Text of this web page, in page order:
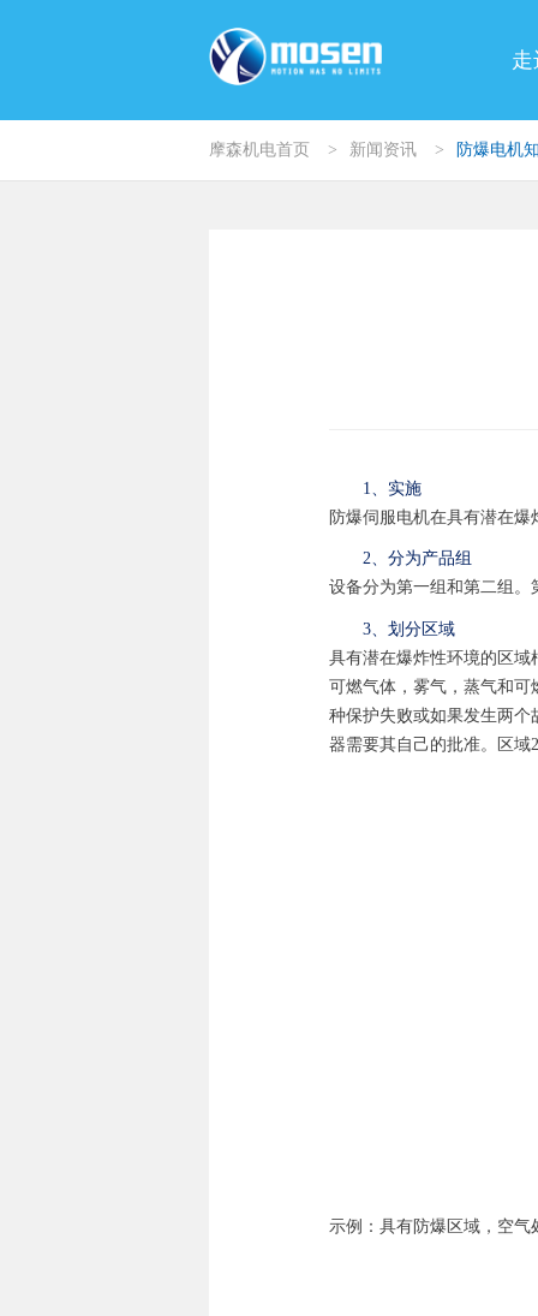
摩森机电首页 > 新闻资讯 > 防爆电机
1、实施
防爆伺服电机在具有潜在
2、分为产品组
设备分为第一组和第二组
3、划分区域
具有潜在爆炸性环境的区
可燃气体，雾气，蒸气和可
种保护失败或如果发生两
器需要其自己的批准。区域
示例：具有防爆区域，空气